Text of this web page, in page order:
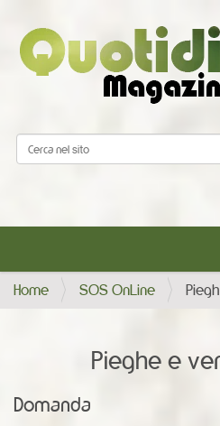
Cerca nel sito
Home SOS OnLine
Pieghe e
Domanda